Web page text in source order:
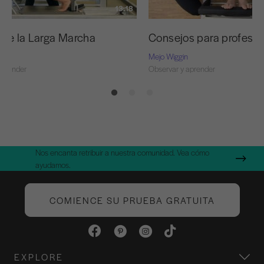
13:18
la Larga Marcha Consejos para
Mejo Wiggin
Observar y aprender
Nos encanta retribuir a nuestra comunidad. Vea cómo
ayudamos.
COMIENCE SU PRUEBA GRATUITA
EXPLORE